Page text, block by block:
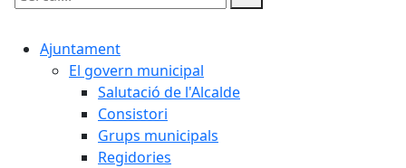
Cercar:
Ajuntament
El govern municipal
Salutació de l'Alcalde
Consistori
Grups municipals
Regidories